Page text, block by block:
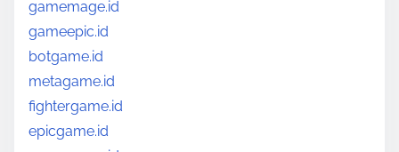
gamemage.id
gameepic.id
botgame.id
metagame.id
fightergame.id
epicgame.id